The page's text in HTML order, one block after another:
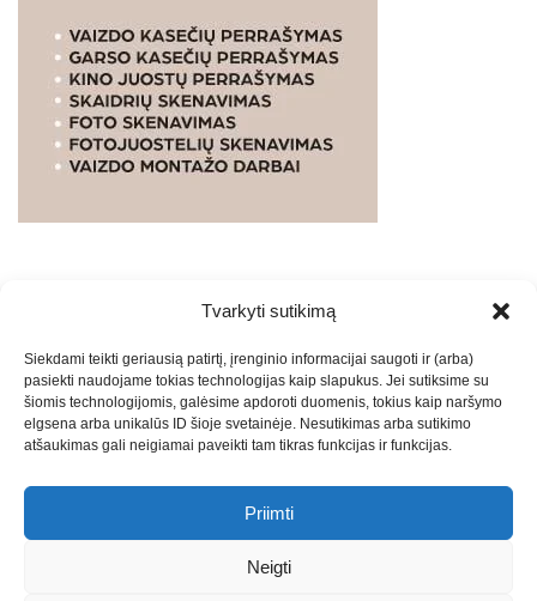
Tvarkyti sutikimą
Siekdami teikti geriausią patirtį, įrenginio informacijai saugoti ir (arba)
pasiekti naudojame tokias technologijas kaip slapukus. Jei sutiksime su
šiomis technologijomis, galėsime apdoroti duomenis, tokius kaip naršymo
elgsena arba unikalūs ID šioje svetainėje. Nesutikimas arba sutikimo
atšaukimas gali neigiamai paveikti tam tikras funkcijas ir funkcijas.
Priimti
Neigti
PASLAUGOS. SEO tekstų rašymas, turinio kūrimas,
straipsnių rašymas ir talpinimas į mūsų valdomas
svetaines.2026Armijai.LTTheme: Express News ByAdore
Themes.
Marketingo agentūra -Teisinės
-Saulius Narbutas